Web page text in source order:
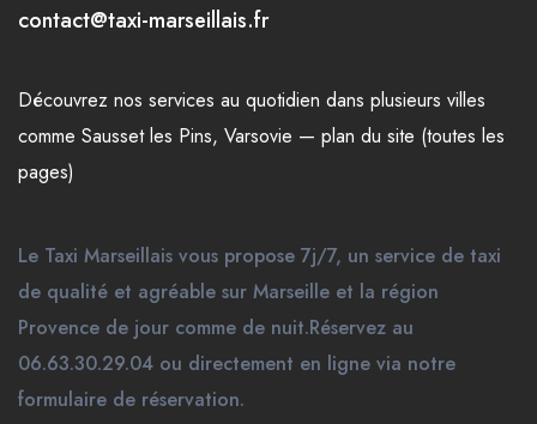
contact@taxi-marseillais.fr
Découvrez nos services au quotidien dans plusieurs villes
comme Sausset les Pins, Varsovie — plan du site (toutes les
pages)
Le Taxi Marseillais vous propose 7j/7, un service de taxi
de qualité et agréable sur Marseille et la région
Provence de jour comme de nuit.Réservez au
06.63.30.29.04 ou directement en ligne via notre
formulaire de réservation.